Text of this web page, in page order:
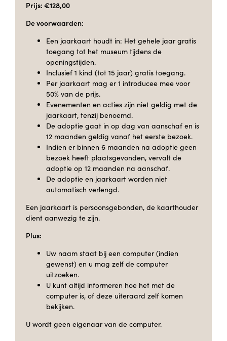
Prijs: €128,00
De voorwaarden:
Een jaarkaart houdt in: Het gehele jaar gratis
toegang tot het museum tijdens de
openingstijden.
Inclusief 1 kind (tot 15 jaar) gratis toegang.
Per jaarkaart mag er 1 introducee mee voor
50% van de prijs.
Evenementen en acties zijn niet geldig met de
jaarkaart, tenzij benoemd.
De adoptie gaat in op dag van aanschaf en is
12 maanden geldig vanaf het eerste bezoek.
Indien er binnen 6 maanden na adoptie geen
bezoek heeft plaatsgevonden, vervalt de
adoptie op 12 maanden na aanschaf.
De adoptie en jaarkaart worden niet
automatisch verlengd.
Een jaarkaart is persoonsgebonden, de kaarthouder
dient aanwezig te zijn.
Plus:
Uw naam staat bij een computer (indien
gewenst) en u mag zelf de computer
uitzoeken.
U kunt altijd informeren hoe het met de
computer is, of deze uiteraard zelf komen
bekijken.
U wordt geen eigenaar van de computer.